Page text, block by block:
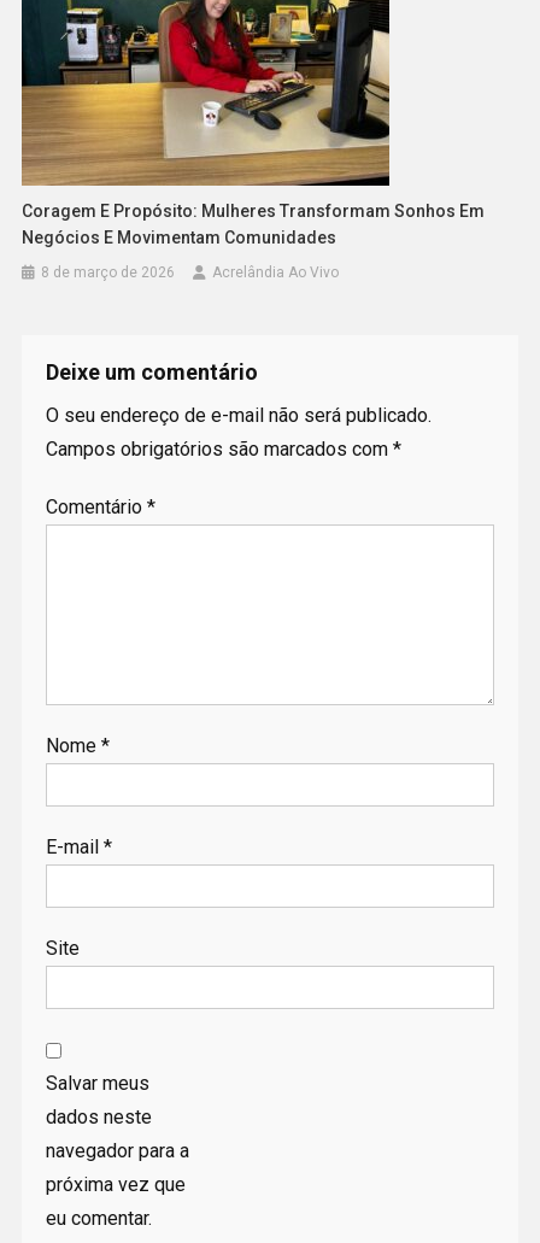
Coragem E Propósito: Mulheres Transformam Sonhos Em
Negócios E Movimentam Comunidades
8 de março de 2026 Acrelândia Ao Vivo
Deixe um comentário
O seu endereço de e-mail não será publicado.
Campos obrigatórios são marcados com *
Comentário *
Nome *
E-mail *
Site
Salvar meus
dados neste
navegador para a
próxima vez que
eu comentar.